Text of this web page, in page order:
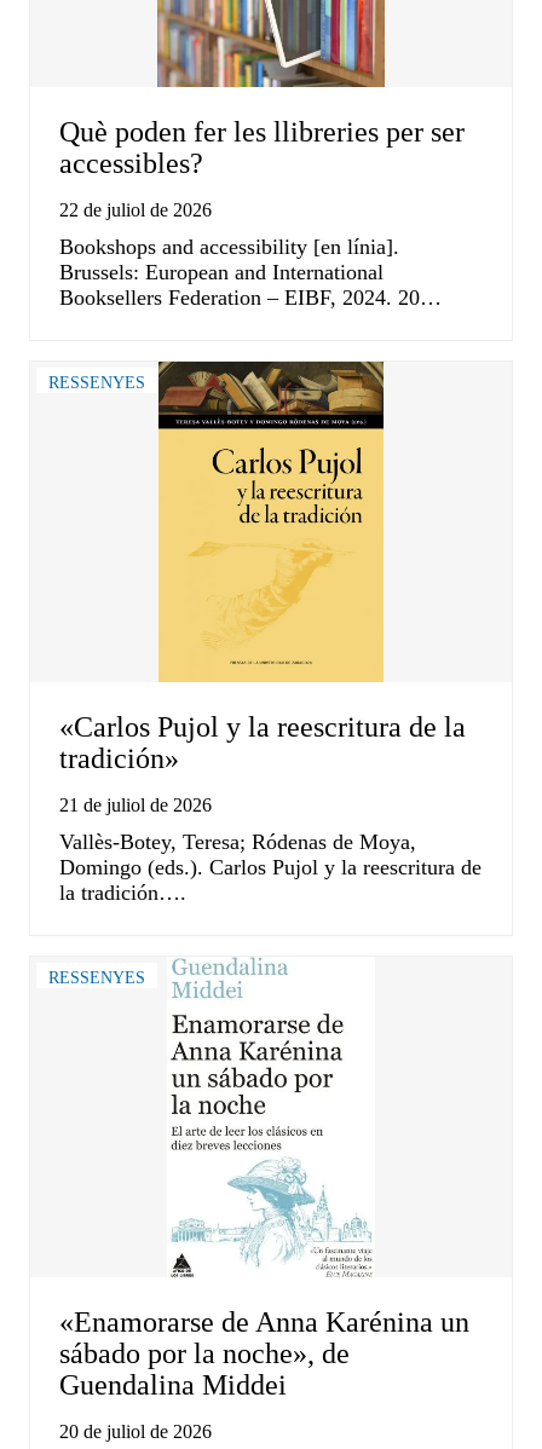
Què poden fer les llibreries per ser
accessibles?
22 de juliol de 2026
Bookshops and accessibility [en línia].
Brussels: European and International
Booksellers Federation – EIBF, 2024. 20…
RESSENYES
«Carlos Pujol y la reescritura de la
tradición»
21 de juliol de 2026
Vallès-Botey, Teresa; Ródenas de Moya,
Domingo (eds.). Carlos Pujol y la reescritura de
la tradición….
RESSENYES
«Enamorarse de Anna Karénina un
sábado por la noche», de
Guendalina Middei
20 de juliol de 2026